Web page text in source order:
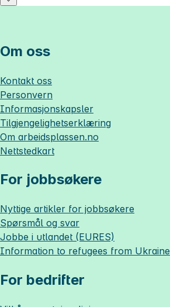
Om oss
Kontakt oss
Personvern
Informasjonskapsler
Tilgjengelighetserklæring
Om arbeidsplassen.no
Nettstedkart
For jobbsøkere
Nyttige artikler for jobbsøkere
Spørsmål og svar
Jobbe i utlandet (EURES)
Information to refugees from Ukraine
For bedrifter